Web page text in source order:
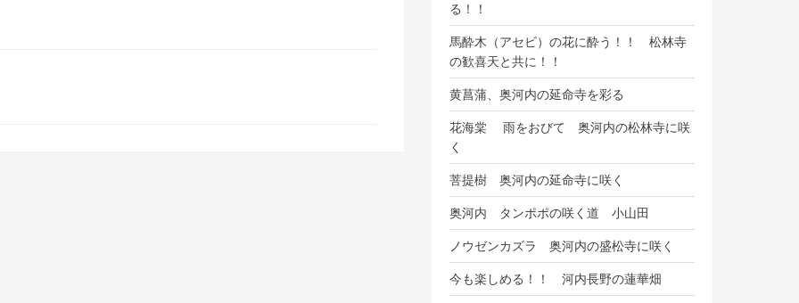
る！！
馬酔木（アセビ）の花に酔う！！ 松林寺
の歓喜天と共に！！
黄菖蒲、奥河内の延命寺を彩る
花海棠 雨をおびて 奥河内の松林寺に咲
く
菩提樹 奥河内の延命寺に咲く
奥河内 タンポポの咲く道 小山田
ノウゼンカズラ 奥河内の盛松寺に咲く
今も楽しめる！！ 河内長野の蓮華畑